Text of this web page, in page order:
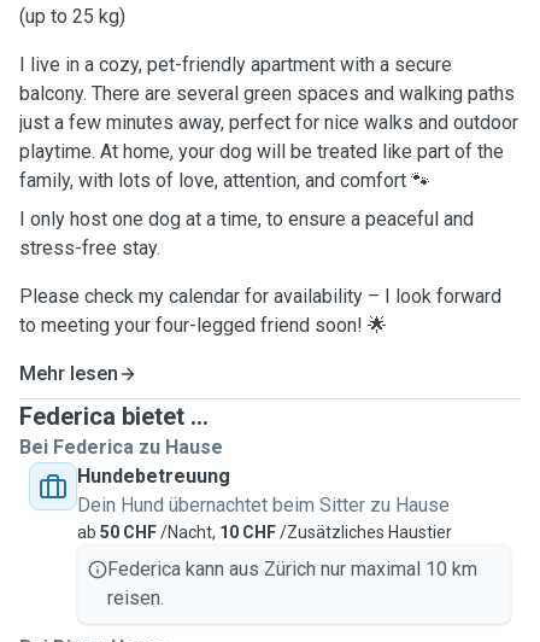
(up to 25 kg)
I live in a cozy, pet-friendly apartment with a secure
balcony. There are several green spaces and walking paths
just a few minutes away, perfect for nice walks and outdoor
playtime. At home, your dog will be treated like part of the
family, with lots of love, attention, and comfort 🐾
I only host one dog at a time, to ensure a peaceful and
stress-free stay.
Please check my calendar for availability – I look forward
to meeting your four-legged friend soon! 🌟
Mehr lesen
Federica bietet ...
Bei Federica zu Hause
Hundebetreuung
Dein Hund übernachtet beim Sitter zu Hause
ab 50 CHF/Nacht, 10 CHF/Zusätzliches Haustier
Federica kann aus Zürich nur maximal 10 km
reisen.